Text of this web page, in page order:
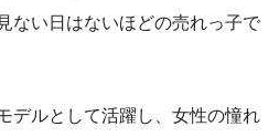
ない日はないほどの売れっ子で
デルとして活躍し、女性の憧れ